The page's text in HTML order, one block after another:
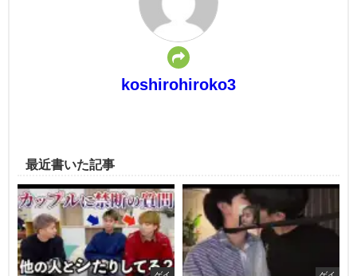
koshirohiroko3
最近書いた記事
ゲイ ゲイ